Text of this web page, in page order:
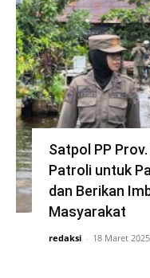
Satpol PP
Patroli untuk
dan Berikan
Masyarakat
redaksi - 18 Maret 2025